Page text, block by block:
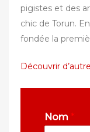
pigistes et des
chic de Torun.
fondée la
Découvrir
Nom *